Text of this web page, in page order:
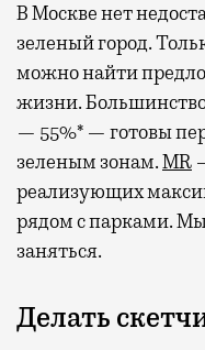
В Москве нет
зеленый город.
можно найти
жизни.
— 55%* — готовы
зеленым зонам.MR
реализующих
рядом с парками.
заняться.
Делать